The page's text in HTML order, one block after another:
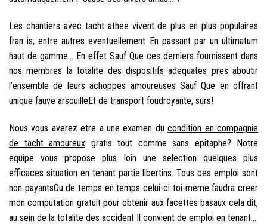
Les chantiers avec tacht athee vivent de plus en plus populaires
fran is, entre autres eventuellement En passant par un ultimatum
haut de gamme… En effet Sauf Que ces derniers fournissent dans
nos membres la totalite des dispositifs adequates pres aboutir
l’ensemble de leurs achoppes amoureuses Sauf Que en offrant
unique fauve arsouilleEt de transport foudroyante, surs!
Nous vous averez etre a une examen ducondition en compagnie
de tacht amoureux gratis tout comme sans epitaphe? Notre
equipe vous propose plus loin une selection quelques plus
efficaces situation en tenant partie libertins. Tous ces emploi sont
non payantsOu de temps en temps celui-ci toi-meme faudra creer
mon computation gratuit pour obtenir aux facettes basaux cela dit,
au sein de la totalite des accident Il convient de emploi en tenant…